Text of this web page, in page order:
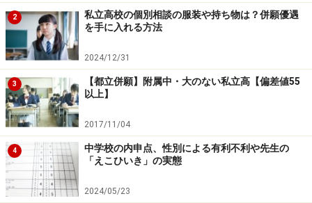
あることや、図形の問題や文章題なら図表が書いてある
ことが重要。
数学のノートの書き方ポイントは、まず仕切りの線を書い
て、日付・見出し・ページ数・問題番号を書く。さらに、途
中の計算式も書くようにする。
問題集への取り組みが劇的に良くなるウラ技の一つに、
丸付けの仕方があります。丸が答えにかからないように
横にうったり、いっそうのこと問題番号に丸をうってみ
ましょう。こうすると、丸の位置がそろってきれいに見
2
私立高校の個別相談の服装や持ち物は？併願優遇
を手に入れる方法
2024/12/31
3
【都立併願】附属中・大のない私立高【偏差値55
以上】
2017/11/04
4
中学校の内申点、性別による有利不利や先生の
「えこひいき」の実態
2024/05/23